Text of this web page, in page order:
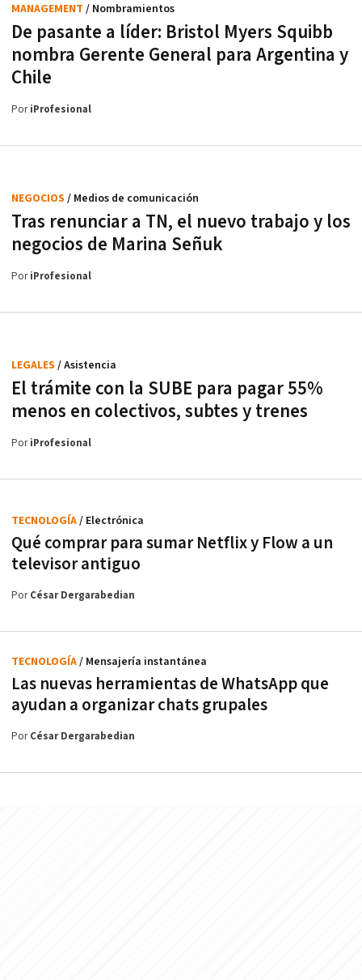
De pasante a líder: Bristol Myers Squibb
nombra Gerente General para Argentina y
Chile
MANAGEMENT / Nombramientos
PoriProfesional
Tras renunciar a TN, el nuevo trabajo y los
negocios de Marina Señuk
NEGOCIOS / Medios de comunicación
PoriProfesional
El trámite con la SUBE para pagar 55%
menos en colectivos, subtes y trenes
LEGALES / Asistencia
PoriProfesional
Qué comprar para sumar Netflix y Flow a un
televisor antiguo
TECNOLOGÍA/ Electrónica
PorCésar Dergarabedian
Las nuevas herramientas de WhatsApp que
ayudan a organizar chats grupales
TECNOLOGÍA/ Mensajería instantánea
PorCésar Dergarabedian